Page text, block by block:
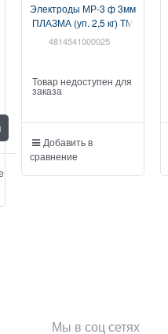
Электроды МР-3 ф 3мм
ПЛАЗМА (уп. 2,5 кг) ТМ
Континент (ООО
4814541000025
Товар недоступен для
заказа
Добавить в
сравнение
Мы в соц сетях